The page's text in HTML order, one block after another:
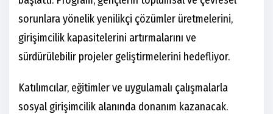
sorunlara yönelik yenilikçi çözümler üretmelerini,
girişimcilik kapasitelerini artırmalarını ve
sürdürülebilir projeler geliştirmelerini hedefliyor.
Katılımcılar, eğitimler ve uygulamalı çalışmalarla
sosyal girişimcilik alanında donanım kazanacak.